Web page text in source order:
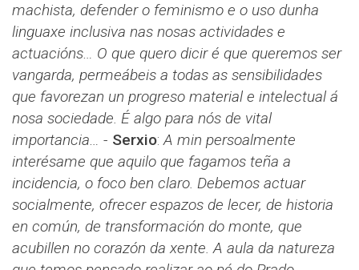
machista, defender o feminismo e o uso dunha
linguaxe inclusiva nas nosas actividades e
actuacións… O que quero dicir é que queremos ser
vangarda, permeábeis a todas as sensibilidades
que favorezan un progreso material e intelectual á
nosa sociedade. É algo para nós de vital
importancia… - Serxio​​:A min persoalmente
interésame que aquilo que fagamos teña a
incidencia, o foco ben claro. Debemos actuar
socialmente, ofrecer espazos de lecer, de historia
en común, de transformación do monte, que
acubillen no corazón da xente. A aula da natureza